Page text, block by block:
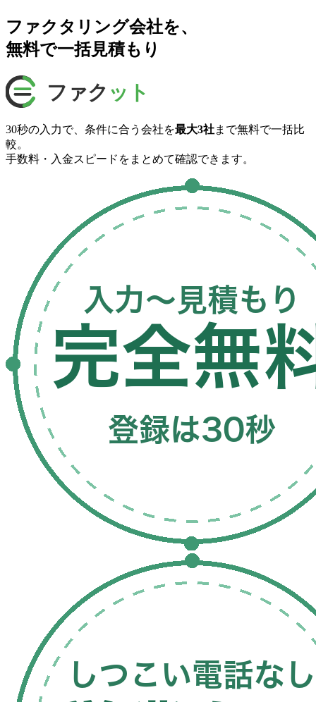
ファクタリング会社を、
無料で一括見積もり
30秒の入力で、 条件に合う会社を最大3社まで無料で一括比
較。
手数料・入金スピードを まとめて確認できます。